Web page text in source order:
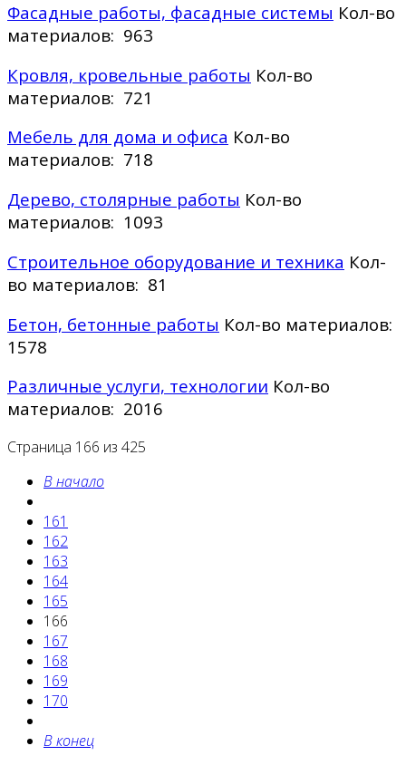
Фасадные работы, фасадные системы Кол-во
материалов: 963
Кровля, кровельные работы Кол-во
материалов: 721
Мебель для дома и офиса Кол-во
материалов: 718
Дерево, столярные работы Кол-во
материалов: 1093
Строительное оборудование и техника Кол-
во материалов: 81
Бетон, бетонные работы Кол-во материалов:
1578
Различные услуги, технологии Кол-во
материалов: 2016
Страница 166 из 425
В начало
161
162
163
164
165
166
167
168
169
170
В конец